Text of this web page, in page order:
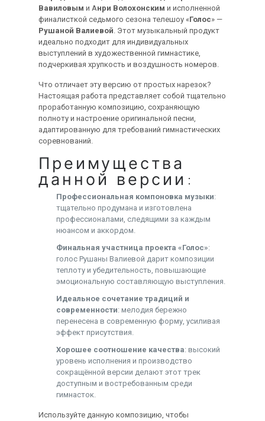
Вавиловым и Анри Волохонским и исполненной
финалисткой седьмого сезона телешоу «Голос» —
Рушаной Валиевой. Этот музыкальный продукт
идеально подходит для индивидуальных
выступлений в художественной гимнастике,
подчеркивая хрупкость и воздушность номеров.
Что отличает эту версию от простых нарезок?
Настоящая работа представляет собой тщательно
проработанную композицию, сохраняющую
полноту и настроение оригинальной песни,
адаптированную для требований гимнастических
соревнований.
Преимущества
данной версии:
Профессиональная компоновка музыки:
тщательно продумана и изготовлена
профессионалами, следящими за каждым
нюансом и аккордом.
Финальная участница проекта «Голос»:
голос Рушаны Валиевой дарит композиции
теплоту и убедительность, повышающие
эмоциональную составляющую выступления.
Идеальное сочетание традиций и
современности: мелодия бережно
перенесена в современную форму, усиливая
эффект присутствия.
Хорошее соотношение качества: высокий
уровень исполнения и производство
сокращённой версии делают этот трек
доступным и востребованным среди
гимнасток.
Используйте данную композицию, чтобы